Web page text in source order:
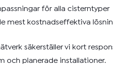
för alla cisterntyper
mest kostnadseffektiva
säkerställer vi kort
och planerade installationer.